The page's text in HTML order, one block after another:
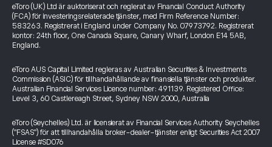
eToro (UK) Ltd är auktoriserat och reglerat av Financial Conduct Authority
(FCA) för investeringsrelaterade tjänster, med Firm Reference Number:
583263. Registrerat i England under Company No. 07973792. Registrerat
kontor: 24th floor, One Canada Square, Canary Wharf, London E14 5AB,
England.
eToro AUS Capital Limited regleras av Australian Securities & Investments
Commission (ASIC) för tillhandahållande av finansiella tjänster och produkter.
Australian Financial Services Licence number: 491139. Registered Office:
Level 3, 60 Castlereagh Street, Sydney NSW 2000, Australia
eToro (Seychelles) Ltd. är licensierat av Financial Services Authority Seychelles
("FSAS") för att tillhandahålla broker-dealer-tjänster enligt Securities Act 2007
License #SD076